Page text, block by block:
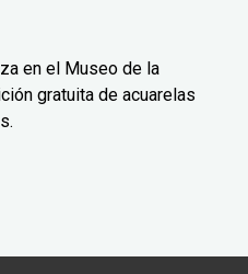
en el Museo de la
gratuita de acuarelas